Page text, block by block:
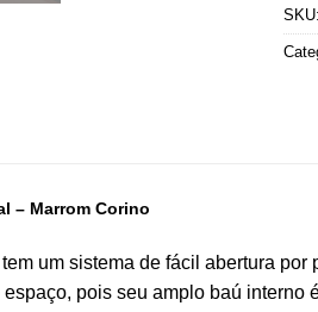
SKU:
– Marrom Corino
um sistema de fácil abertura
pois seu amplo baú